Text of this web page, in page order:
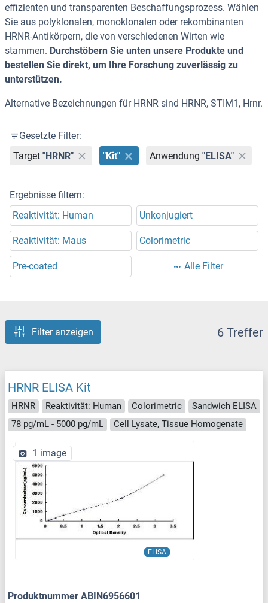
effizienten und transparenten Beschaffungsprozess. Wählen
Sie aus polyklonalen, monoklonalen oder rekombinanten
HRNR-Antikörpern, die von verschiedenen Wirten wie
stammen. Durchstöbern Sie unten unsere Produkte und
bestellen Sie direkt, um Ihre Forschung zuverlässig zu
unterstützen.
Alternative Bezeichnungen für HRNR sind HRNR, STIM1, Hrnr.
Gesetzte Filter:
Target "HRNR" "Kit" Anwendung "ELISA"
Ergebnisse filtern:
Reaktivität: Human
Unkonjugiert
Reaktivität: Maus Colorimetric
Pre-coated Alle Filter
Filter anzeigen 6 Treffer
HRNR ELISA Kit
HRNR Reaktivität: Human Colorimetric
Sandwich ELISA
78 pg/mL - 5000 pg/mL
Cell Lysate, Tissue Homogenate
ELISA
1 image
Produktnummer ABIN6956601